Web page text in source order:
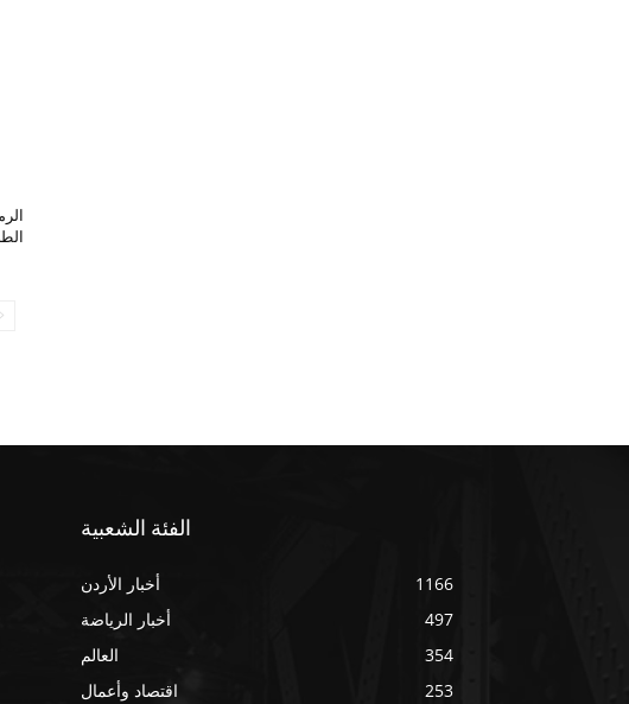
الفئة الشعبية
أخبار الأردن
1166
أخبار الرياضة
497
العالم
354
اقتصاد وأعمال
253